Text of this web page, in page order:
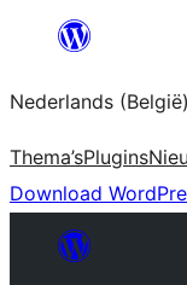
Spring
de
inhoud
Nederlands (België)
Thema’sPlugins
Download